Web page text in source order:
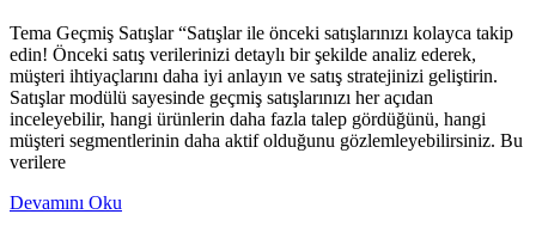
Tema Geçmiş Satışlar “Satışlar ile önceki satışlarınızı kolayca takip
edin! Önceki satış verilerinizi detaylı bir şekilde analiz ederek,
müşteri ihtiyaçlarını daha iyi anlayın ve satış stratejinizi geliştirin.
Satışlar modülü sayesinde geçmiş satışlarınızı her açıdan
inceleyebilir, hangi ürünlerin daha fazla talep gördüğünü, hangi
müşteri segmentlerinin daha aktif olduğunu gözlemleyebilirsiniz. Bu
verilere
Devamını Oku